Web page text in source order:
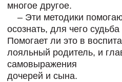
многое другое.
– Эти методики
осознать, для чего
Помогает ли это в
лояльный родитель, и
самовыражения
дочерей и сына.